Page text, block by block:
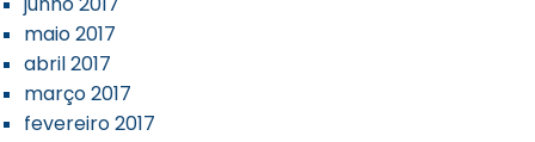
maio 2017
abril 2017
março 2017
fevereiro 2017